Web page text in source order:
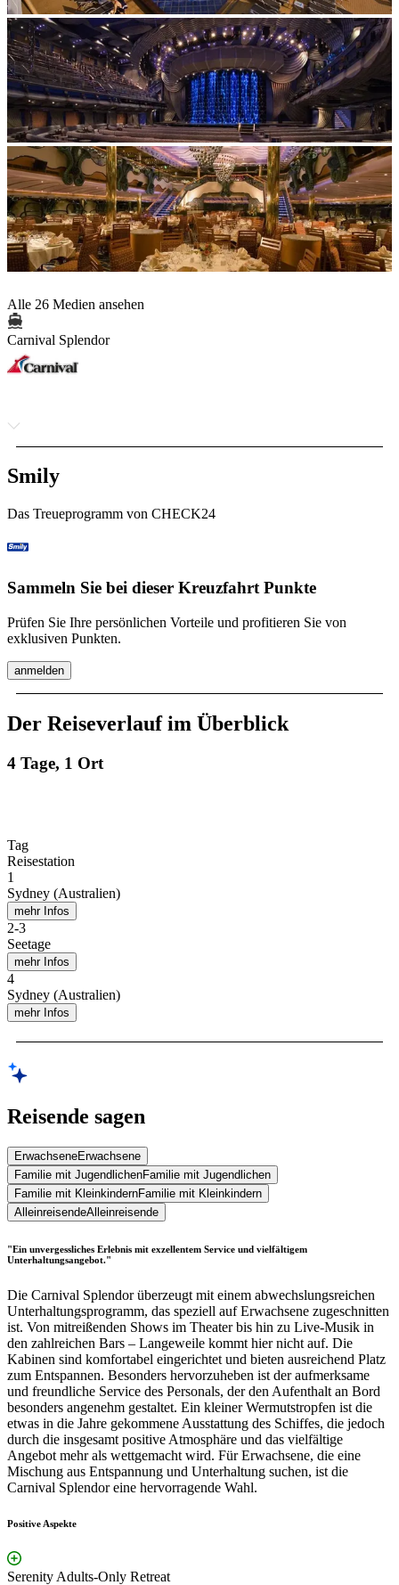
Alle 26 Medien ansehen
Carnival Splendor
Smily
Das Treueprogramm von CHECK24
Sammeln Sie bei dieser Kreuzfahrt Punkte
Prüfen Sie Ihre persönlichen Vorteile und profitieren Sie von
exklusiven Punkten.
anmelden
Der Reiseverlauf im Überblick
4 Tage, 1 Ort
Tag
Reisestation
1
Sydney (Australien)
mehr Infos
2-3
Seetage
mehr Infos
4
Sydney (Australien)
mehr Infos
Reisende sagen
ErwachseneErwachsene
Familie mit JugendlichenFamilie mit Jugendlichen
Familie mit KleinkindernFamilie mit Kleinkindern
AlleinreisendeAlleinreisende
"Ein unvergessliches Erlebnis mit exzellentem Service und vielfältigem
Unterhaltungsangebot."
Die Carnival Splendor überzeugt mit einem abwechslungsreichen
Unterhaltungsprogramm, das speziell auf Erwachsene zugeschnitten
ist. Von mitreißenden Shows im Theater bis hin zu Live-Musik in
den zahlreichen Bars – Langeweile kommt hier nicht auf. Die
Kabinen sind komfortabel eingerichtet und bieten ausreichend Platz
zum Entspannen. Besonders hervorzuheben ist der aufmerksame
und freundliche Service des Personals, der den Aufenthalt an Bord
besonders angenehm gestaltet. Ein kleiner Wermutstropfen ist die
etwas in die Jahre gekommene Ausstattung des Schiffes, die jedoch
durch die insgesamt positive Atmosphäre und das vielfältige
Angebot mehr als wettgemacht wird. Für Erwachsene, die eine
Mischung aus Entspannung und Unterhaltung suchen, ist die
Carnival Splendor eine hervorragende Wahl.
Positive Aspekte
Serenity Adults-Only Retreat